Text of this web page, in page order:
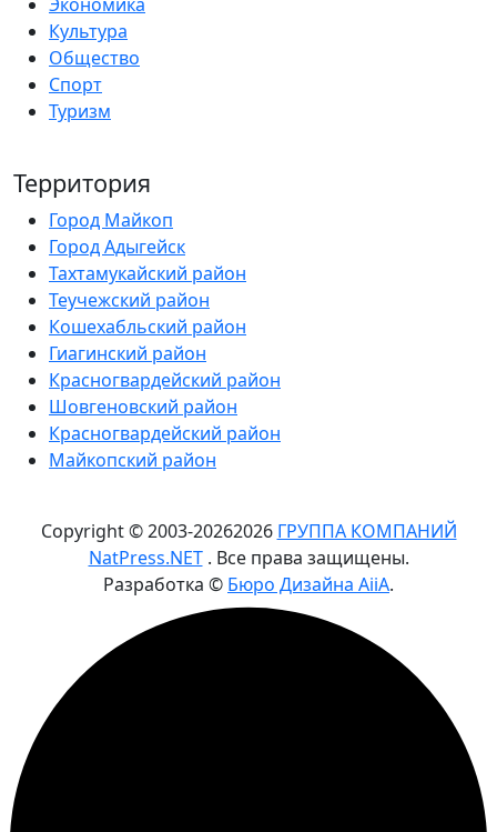
Культура
Общество
Спорт
Туризм
Территория
Город Майкоп
Город Адыгейск
Тахтамукайский район
Теучежский район
Кошехабльский район
Гиагинский район
Красногвардейский район
Шовгеновский район
Красногвардейский район
Майкопский район
Copyright © 2003-20262026 ГРУППА КОМПАНИЙ
NatPress.NET. Все права защищены.
Разработка © Бюро Дизайна AiiA.